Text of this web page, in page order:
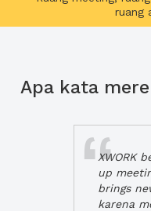
ruang
Apa kata
XWORK
up
brings
karena